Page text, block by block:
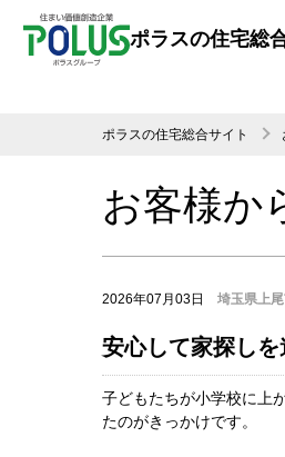
ポラスの住宅総
ポラスの住宅総合サイト
お客様か
2026年07月03日 埼玉県上
安心して家探し
子どもたちが小学校に上
たのがきっかけです。